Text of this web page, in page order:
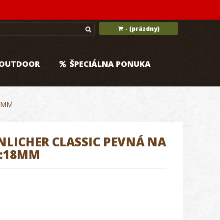
- (prázdny)
ŠPECIÁLNA PONUKA
CLASSIC PEVNÁ NA